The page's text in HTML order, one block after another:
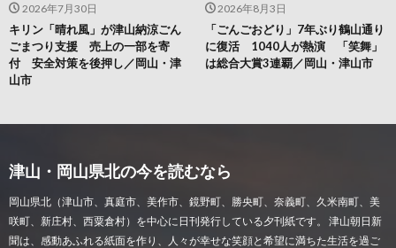
2026年8月3日
「ごんごおどり」7年ぶり鶴山通り
に復活 1040人が熱演 「笑舞」
は総合大賞3連覇／岡山・津山市
2026年7月30日
キリン「晴れ風」が津山納涼ごん
ごまつり支援 売上の一部を寄
付 安全対策を後押し／岡山・津
山市
津山・岡山県北の今を読むなら
岡山県北（津山市、真庭市、美作市、鏡野町、勝央町、奈義町、久米南町、美
咲町、新庄村、西粟倉村）を中心に日刊発行している夕刊紙です。 津山朝日新
聞は、感動あふれる紙面を作り、人々が幸せな笑顔と希望に満ちた生活を過ご